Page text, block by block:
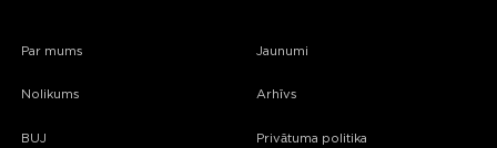
Par mums
Nolikums
BUJ
Jaunumi
Arhīvs
Privātuma politika